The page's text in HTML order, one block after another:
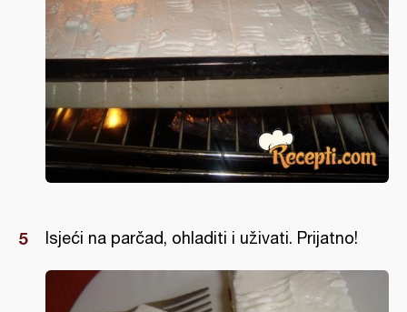
Isjeći na parčad, ohladiti i uživati. Prijatno!